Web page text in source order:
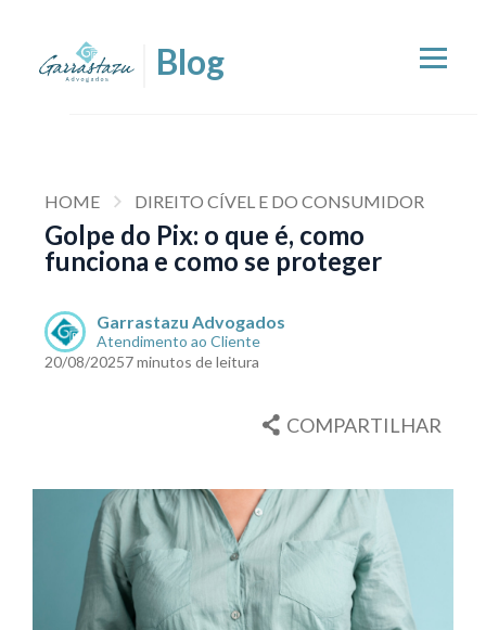
HOME DIREITO CÍVEL E DO CONSUMIDOR
Golpe do Pix: o que é, como
funciona e como se proteger
Garrastazu Advogados
Atendimento ao Cliente
20/08/20257 minutos de leitura
COMPARTILHAR